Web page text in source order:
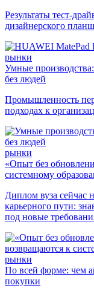
Результаты тест-
дизайнерского
рынки
Умные
без людей
Промышленность
подходах к
рынки
«Опыт без
системному
Диплом вуза сейчас
карьерного пути:
под новые
рынки
По всей форме: чем
покупки